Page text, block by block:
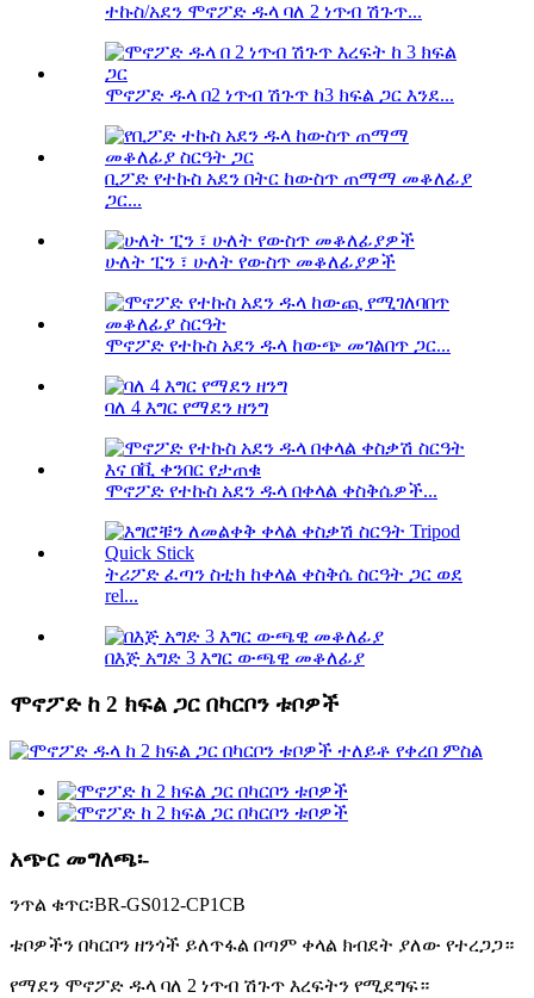
ተኩስ/አደን ሞኖፖድ ዱላ ባለ 2 ነጥብ ሽጉጥ...
ሞኖፖድ ዱላ በ2 ነጥብ ሽጉጥ ከ3 ክፍል ጋር እንደ...
ቢፖድ የተኩስ አደን በትር ከውስጥ ጠማማ መቆለፊያ
ጋር...
ሁለት ፒን ፣ ሁለት የውስጥ መቆለፊያዎች
ሞኖፖድ የተኩስ አደን ዱላ ከውጭ መገልበጥ ጋር...
ባለ 4 እግር የማደን ዘንግ
ሞኖፖድ የተኩስ አደን ዱላ በቀላል ቀስቅሴዎች...
ትሪፖድ ፈጣን ስቲክ ከቀላል ቀስቅሴ ስርዓት ጋር ወደ
rel...
በእጅ አግድ 3 እግር ውጫዊ መቆለፊያ
ሞኖፖድ ከ 2 ክፍል ጋር በካርቦን ቱቦዎች
አጭር መግለጫ፡-
ንጥል ቁጥር፡BR-GS012-CP1CB
ቱቦዎችን በካርቦን ዘንጎች ይለጥፋል በጣም ቀላል ክብደት ያለው የተረጋጋ።
የማደን ሞኖፖድ ዱላ ባለ 2 ነጥብ ሽጉጥ እረፍትን የሚደግፍ።